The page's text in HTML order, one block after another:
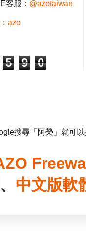
客服： @azotaiwan
azo
5 9 0
搜尋「阿榮」就可
、 中文版軟